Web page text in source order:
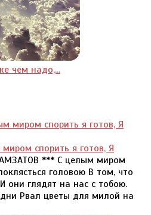
чем надо,...
спорить я готов, Я
*** С целым миром
головою В том, что
они глядят на нас с тобою.
Рвал цветы для милой на